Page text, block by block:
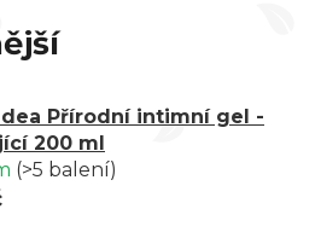
Přírodní intimní gel -
200 ml
(>5 balení)